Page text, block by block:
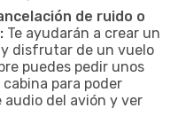
de ruido o
Te ayudarán a crear un
disfrutar de un vuelo
puedes pedir unos
para poder
del avión y ver